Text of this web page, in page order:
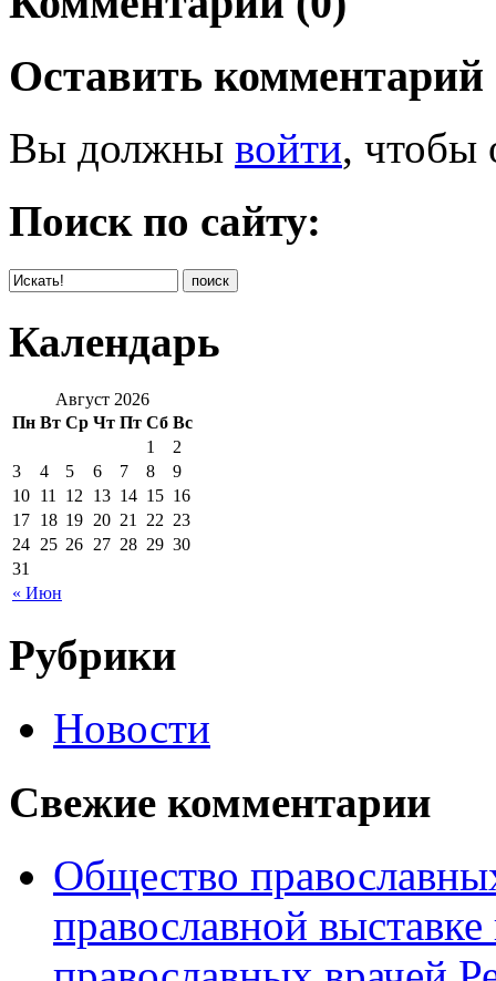
Оставить комментарий
Вы должны войти, чтобы
Поиск по сайту:
Календарь
Август 2026
Пн Вт Ср Чт Пт Сб Вс
« Июн
1
2
3
4 5 6 7 8
9
10 11 12 13 14 15 16
17 18 19 20 21 22 23
24 25 26 27 28 29 30
31
Рубрики
Новости
Свежие комментарии
Общество
православной